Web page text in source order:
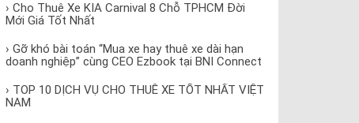
› Cho Thuê Xe KIA Carnival 8 Chỗ TPHCM Đời
Mới Giá Tốt Nhất
› Gỡ khó bài toán “Mua xe hay thuê xe dài hạn
doanh nghiệp” cùng CEO Ezbook tại BNI Connect
› TOP 10 DỊCH VỤ CHO THUÊ XE TỐT NHẤT VIỆT
NAM